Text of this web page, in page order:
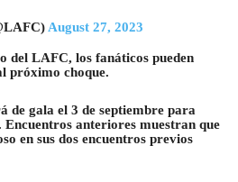
August 27, 2023
del LAFC, los fanáticos pueden
próximo choque.
de gala el 3 de septiembre para
anteriores muestran que
en sus dos encuentros previos